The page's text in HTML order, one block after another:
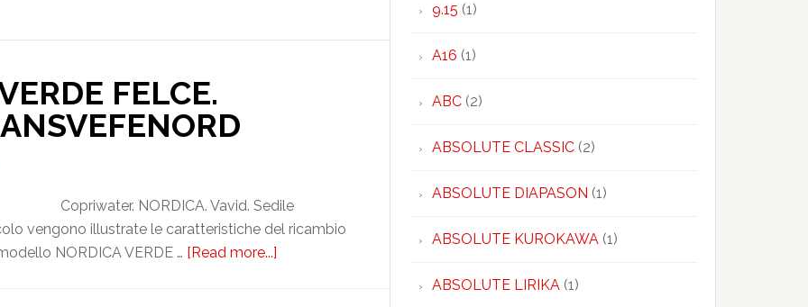
DILGRANSVISONORD
FELCE.
Copriwater. NORDICA. Vavid. Sedile
vengono illustrate le caratteristiche del ricambio
NORDICA VERDE … [Read more...]
9.15 (1)
A16 (1)
ABC (2)
ABSOLUTE CLASSIC (2)
ABSOLUTE DIAPASON (1)
ABSOLUTE KUROKAWA (1)
ABSOLUTE LIRIKA (1)